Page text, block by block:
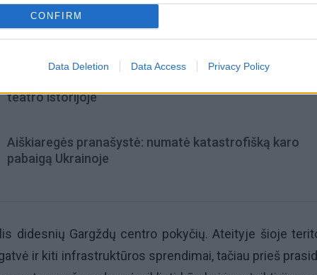
CONFIRM
Data Deletion Data Access Privacy Policy
teatro istorijoje“
Aiškiaregės pranašystė: numatė katastrofišką karo
pabaigą Ukrainoje
didesnių Gargždų centro pokyčių. Ateityje šioje
ir kiti infrastruktūros sprendimai, tačiau prieš